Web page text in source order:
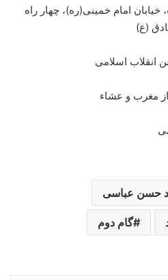
امام خمینی(ره)، چهار راه
(ع)
انقلاب اسلامی
حسن عباسی
گام دوم